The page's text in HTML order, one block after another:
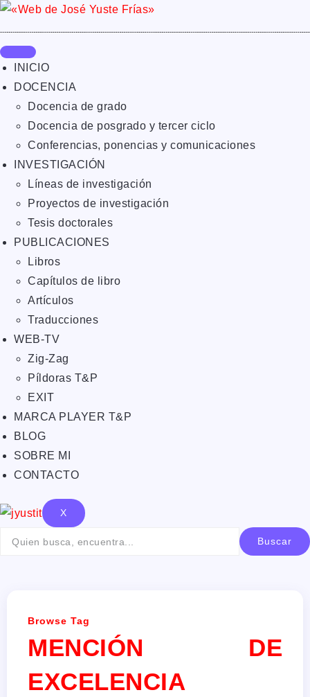
INICIO
DOCENCIA
Docencia de grado
Docencia de posgrado y tercer ciclo
Conferencias, ponencias y comunicaciones
INVESTIGACIÓN
Líneas de investigación
Proyectos de investigación
Tesis doctorales
PUBLICACIONES
Libros
Capítulos de libro
Artículos
Traducciones
WEB-TV
Zig-Zag
Píldoras T&P
EXIT
MARCA PLAYER T&P
BLOG
SOBRE MI
CONTACTO
X
Buscar
Browse Tag
MENCIÓN DE
EXCELENCIA